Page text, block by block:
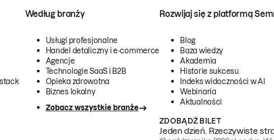
Według branży
Usługi profesjonalne
Handel detaliczny i e-commerce
Agencje
Technologie SaaS i B2B
Opieka zdrowotna
Biznes lokalny
Zobacz wszystkie branże
Rozwijaj się z platformą
Blog
Baza wiedzy
Akademia
Historie sukcesu
Indeks widoczności w AI
Webinaria
Aktualności
ZDOBĄDŹ BILET
Jeden dzień. Rzeczywiste